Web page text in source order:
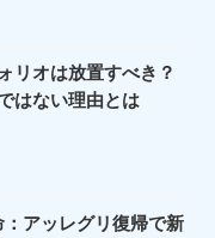
リオは放置すべき？
はない理由とは
アッレグリ復帰で新